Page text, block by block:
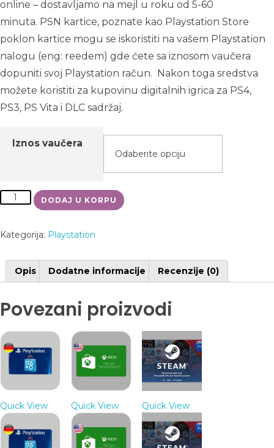
online – dostavljamo na mejl u roku od 5-60
minuta. PSN kartice, poznate kao Playstation Store
poklon kartice mogu se iskoristiti na vašem Playstation
nalogu (eng: reedem) gde ćete sa iznosom vaučera
dopuniti svoj Playstation račun. Nakon toga sredstva
možete koristiti za kupovinu digitalnih igrica za PS4,
PS3, PS Vita i DLC sadržaj.
Iznos vaučera
DODAJ U KORPU
Kategorija: Playstation
Opis Dodatne informacije Recenzije (0)
Povezani proizvodi
Quick View Quick View Quick View